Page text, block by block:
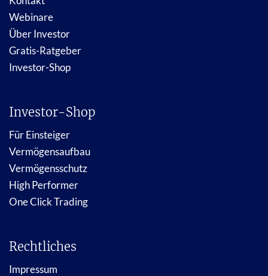
Webinare
Über Investor
Gratis-Ratgeber
Investor-Shop
Investor-Shop
Für Einsteiger
Vermögensaufbau
Vermögensschutz
High Performer
One Click Trading
Rechtliches
Impressum